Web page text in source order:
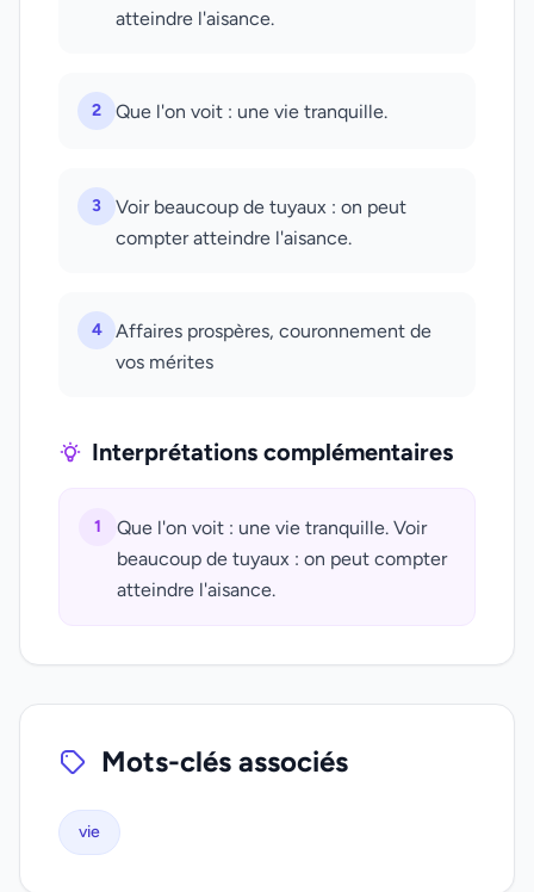
atteindre l'aisance.
2 Que l'on voit : une vie tranquille.
3
Voir beaucoup de tuyaux : on peut
compter atteindre l'aisance.
4
Affaires prospères, couronnement de
vos mérites
Interprétations complémentaires
1
Que l'on voit : une vie tranquille. Voir
beaucoup de tuyaux : on peut compter
atteindre l'aisance.
Mots-clés associés
vie